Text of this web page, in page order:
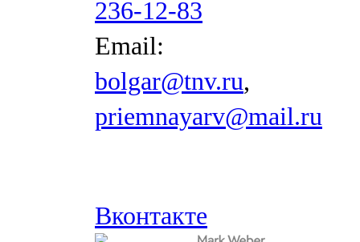
236-12-83
Email:
bolgar@tnv.ru,
priemnayarv@mail.ru
Вконтакте